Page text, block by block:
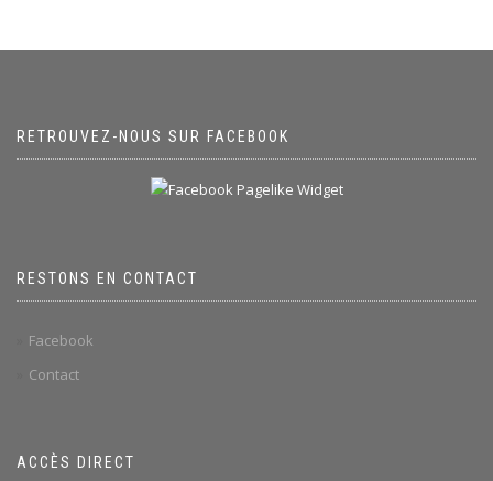
RETROUVEZ-NOUS SUR FACEBOOK
RESTONS EN CONTACT
Facebook
Contact
ACCÈS DIRECT